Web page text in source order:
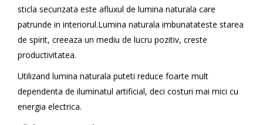
sticla securizata este afluxul de lumina naturala care
patrunde in interiorul.Lumina naturala imbunatateste starea
de spirit, creeaza un mediu de lucru pozitiv, creste
productivitatea.
Utilizand lumina naturala puteti reduce foarte mult
dependenta de iluminatul artificial, deci costuri mai mici cu
energia electrica.